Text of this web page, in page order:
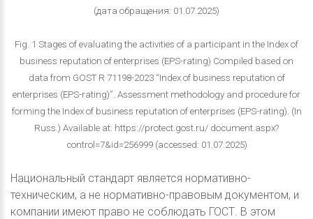
(дата обращения: 01.07.2025)
Fig. 1 Stages of evaluating the activities of a participant in the Index of
business reputation of enterprises (EPS-rating) Compiled based on
data from GOST R 71198-2023 “Index of business reputation of
enterprises (EPS-rating)”. Assessment methodology and procedure for
forming the Index of business reputation of enterprises (EPS-rating). (In
Russ.) Available at: https://protect.gost.ru/ document.aspx?
control=7&id=256999 (accessed: 01.07.2025)
Национальный стандарт является нормативно-
техническим, а не нормативно-правовым документом, и
компании имеют право не соблюдать ГОСТ. В этом